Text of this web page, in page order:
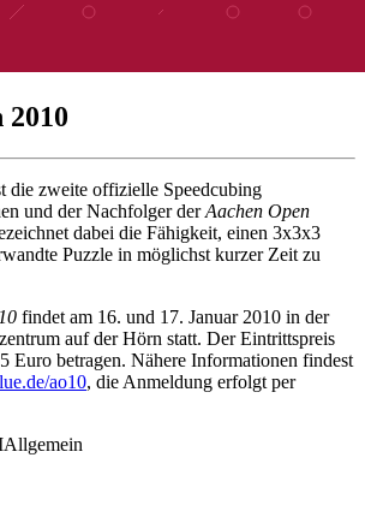
2010
die zweite offizielle Speedcubing
und der Nachfolger derAachen Open
dabei die Fähigkeit, einen 3x3x3
Puzzle in möglichst kurzer Zeit zu
findet am 16. und 17. Januar 2010 in der
auf der Hörn statt. Der Eintrittspreis
Euro betragen. Nähere Informationen findest
ao10, die Anmeldung erfolgt per
Allgemein